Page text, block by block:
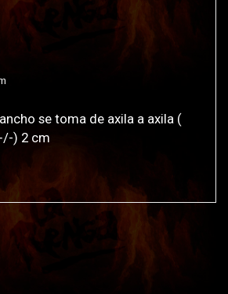
se toma de axila a axila (
) 2 cm